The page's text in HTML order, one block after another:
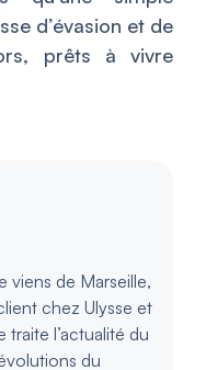
d’évasion et de
prêts à vivre
viens de Marseille,
chez Ulysse et
traite l’actualité du
du